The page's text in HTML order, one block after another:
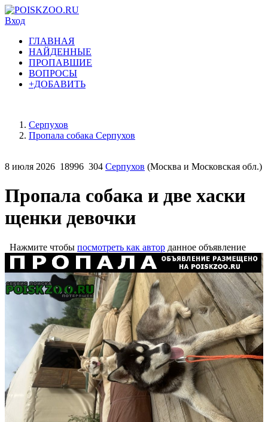
Вход
ГЛАВНАЯ
НАЙДЕННЫЕ
ПРОПАВШИЕ
ВОПРОСЫ
+ДОБАВИТЬ
Серпухов
Пропала собака Серпухов
8 июля 2026 18996 304 Серпухов (Москва и Московская обл.)
Пропала собака и две хаски
щенки девочки
Нажмите чтобы посмотреть как автор данное объявление